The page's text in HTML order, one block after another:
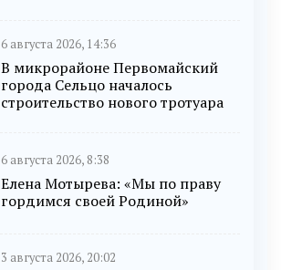
6 августа 2026, 14:36
В микрорайоне Первомайский
города Сельцо началось
строительство нового тротуара
6 августа 2026, 8:38
Елена Мотырева: «Мы по праву
гордимся своей Родиной»
3 августа 2026, 20:02